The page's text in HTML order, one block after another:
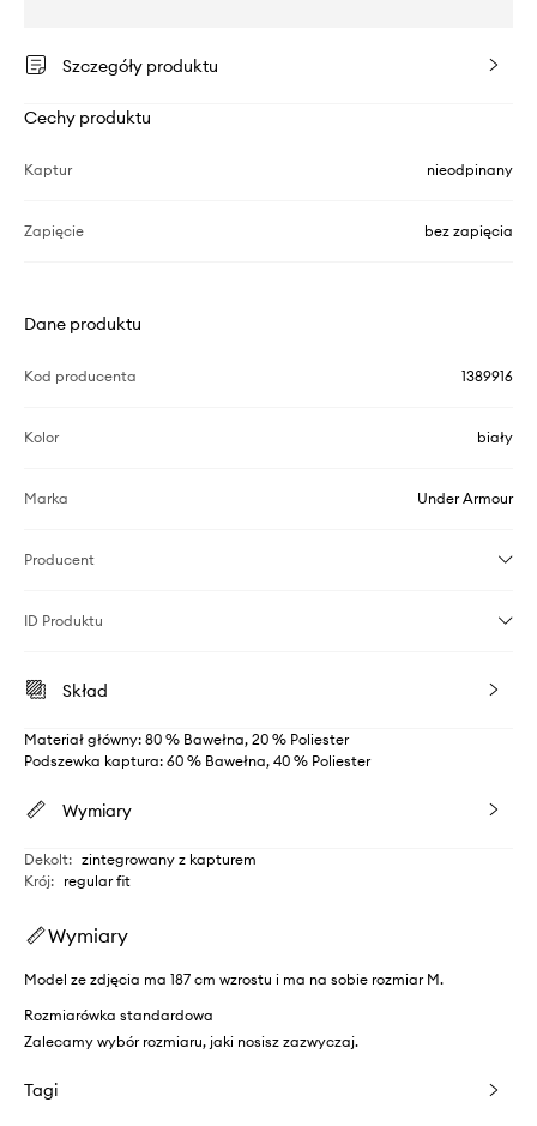
Szczegóły produktu
Cechy produktu
Kaptur nieodpinany
Zapięcie bez zapięcia
Dane produktu
Kod producenta 1389916
Kolor biały
Marka Under Armour
Producent
ID Produktu
Skład
Materiał główny: 80 % Bawełna, 20 % Poliester
Podszewka kaptura: 60 % Bawełna, 40 % Poliester
Wymiary
Dekolt: zintegrowany z kapturem
Krój: regular fit
Wymiary
Model ze zdjęcia ma 187 cm wzrostu i ma na sobie rozmiar M.
Rozmiarówka standardowa
Zalecamy wybór rozmiaru, jaki nosisz zazwyczaj.
Tagi